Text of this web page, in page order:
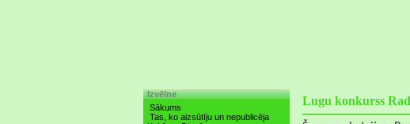
Izvēlne
Sākums
Tas, ko aizsūtīju un nepublicēja
Lugu konkurss